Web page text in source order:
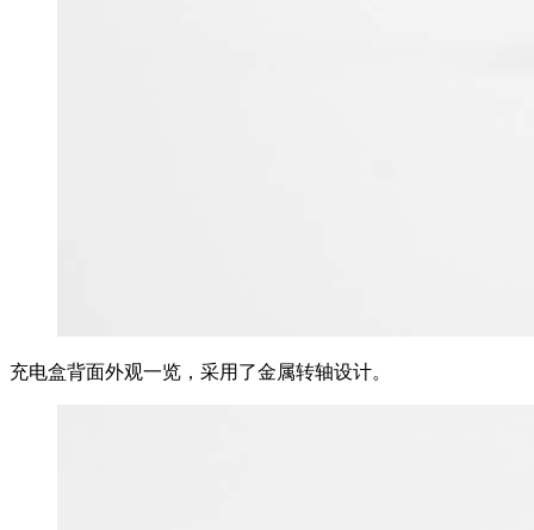
充电盒背面外观一览，采用了金属转轴设计。